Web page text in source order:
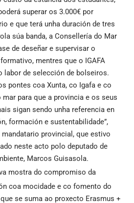
superar os 3.000€ por
e que terá unha duración de tres
súa banda, a Consellería do Mar
de deseñar e supervisar o
mentres que o IGAFA
labor de selección de bolseiros.
pontes coa Xunta, co Igafa e co
para que a provincia e os seus
sigan sendo unha referencia en
formación e sustentabilidade”,
provincial, que estivo
neste acto polo deputado de
Marcos Guisasola.
mostra do compromiso da
coa mocidade e co fomento do
se suma ao proxecto Erasmus +